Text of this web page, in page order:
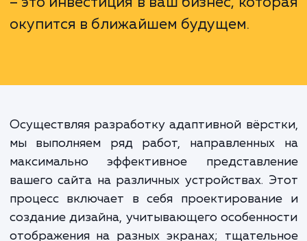
Адаптивность веб-сайта – это
улучшения позиций в
системах. Поэтому адаптивная
– это инвестиция в ваш бизнес,
окупится в ближайшем будущем.